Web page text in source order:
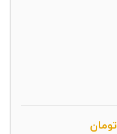
تومان